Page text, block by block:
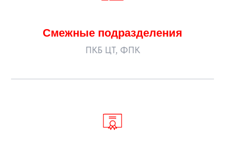
Смежные подразделения
ПКБ ЦТ, ФПК